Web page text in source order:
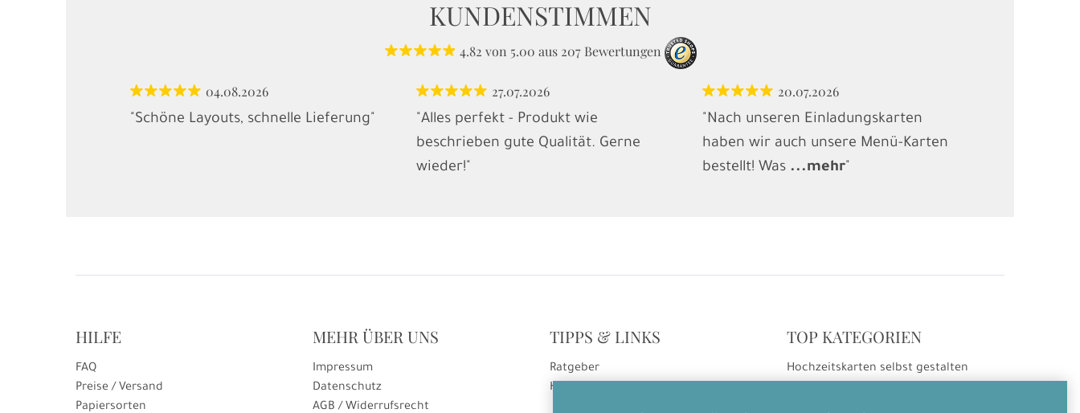
KUNDENSTIMMEN
4.82 von 5.00 aus 207 Bewertungen
04.08.2026
"Schöne Layouts, schnelle Lieferung"
27.07.2026
"Alles perfekt - Produkt wie
beschrieben gute Qualität. Gerne
wieder!"
20.07.2026
"Nach unseren Einladungskarten
haben wir auch unsere Menü-Karten
bestellt! Was ...mehr
HILFE
FAQ
Preise / Versand
Papiersorten
MEHR ÜBER UNS
Impressum
Datenschutz
AGB / Widerrufsrecht
TIPPS & LINKS
Ratgeber
Hinweise zur Gutscheineinlösung
TOP KATEGORIEN
Hochzeitskarten selbst gestalten